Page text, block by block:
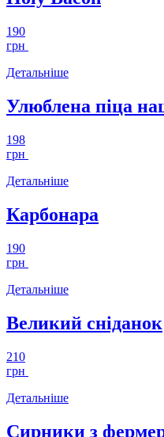
190
грн
Детальніше
Улюблена піца
198
грн
Детальніше
Карбонара
190
грн
Детальніше
Великий сніданок
210
грн
Детальніше
Сирники з